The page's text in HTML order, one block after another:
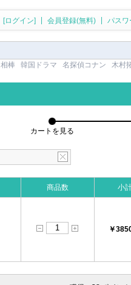
[ログイン] 会員登録(無料) パスワ
相棒 韓国ドラマ 名探偵コナン 木村
カートを見る
商品数 小
￥